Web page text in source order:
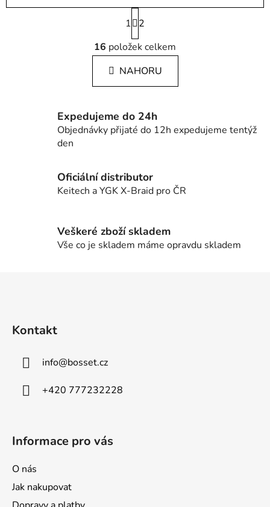
O
v
l
á
d
c
í
v
k
y
ý
p
i
S
t
r
á
n
k
n
í
1
2
16 položek celkem
NAHORU
Expedujeme do 24h
Objednávky přijaté do 12h expedujeme tentýž
den
Oficiální distributor
Keitech a YGK X-Braid pro ČR
Veškeré zboží skladem
Vše co je skladem máme opravdu skladem
Kontakt
info@bosset.cz
+420 777232228
Informace pro vás
O nás
Jak nakupovat